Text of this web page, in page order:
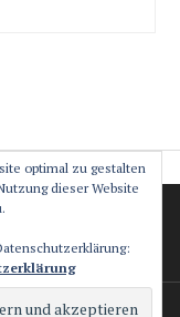
Canard von
optimal zu gestalten
dieser Website